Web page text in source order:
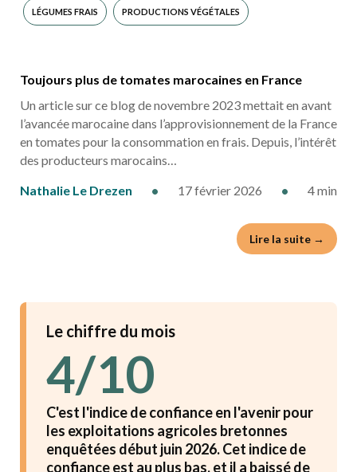
LÉGUMES FRAIS PRODUCTIONS VÉGÉTALES
Toujours plus de tomates marocaines en France
Un article sur ce blog de novembre 2023 mettait en avant
l’avancée marocaine dans l’approvisionnement de la France
en tomates pour la consommation en frais. Depuis, l’intérêt
des producteurs marocains…
Nathalie Le Drezen
• 17 février 2026 • 4 min
Lire la suite →
Le chiffre du mois
4/10
C'est l'indice de confiance en l'avenir pour
les exploitations agricoles bretonnes
enquêtées début juin 2026. Cet indice de
confiance est au plus bas, et il a baissé de